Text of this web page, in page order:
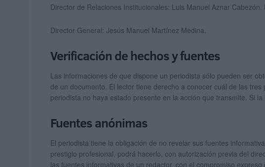
Director de Relaciones Institucionales: Luis Manuel Aznar
Director General: Jesús Manuel Martínez Medina.
Verificación de hechos y fuentes
Las informaciones de que dispone un periodista sólo pueden ser
de un documento. El lector tiene derecho a conocer cuál de las
periodista no haya estado presente en la acción que transmite. Si
Fuentes anónimas
El periodista tiene la obligación de no revelar sus fuentes
prestigio profesional, podrá hacerlo, con autorización previa del
las fuentes informativas de un redactor, con el compromiso expreso